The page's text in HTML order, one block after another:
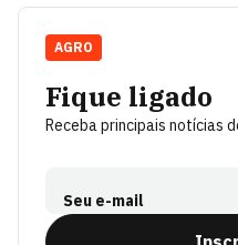
Fique ligado
Receba principais notícias
Seu e-mail
AGRO